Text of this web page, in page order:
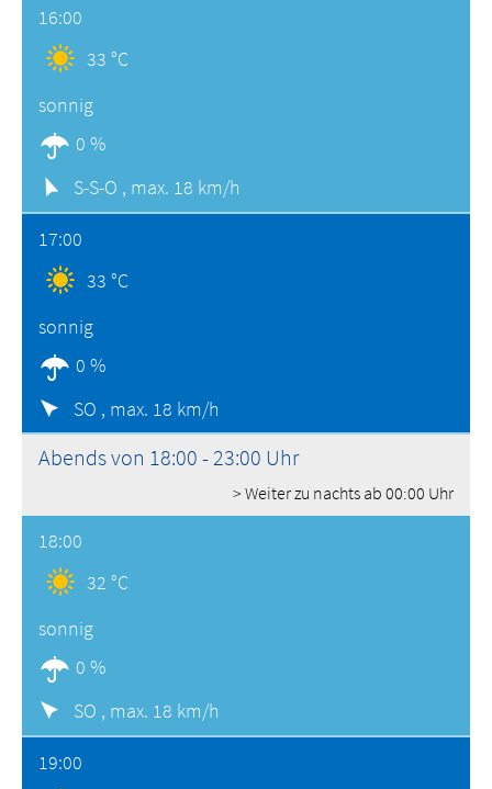
16:00
33 °C
sonnig
0 %
S-S-O , max. 18 km/h
17:00
33 °C
sonnig
0 %
SO , max. 18 km/h
Abends von 18:00 - 23:00 Uhr
> Weiter zu nachts ab 00:00 Uhr
18:00
32 °C
sonnig
0 %
SO , max. 18 km/h
19:00